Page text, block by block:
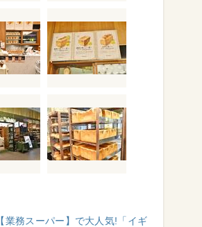
【業務スーパー】で大人気!「イギ